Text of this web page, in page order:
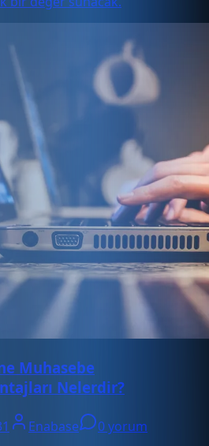
Muhasebe
Nelerdir?
Enabase
0 yorum